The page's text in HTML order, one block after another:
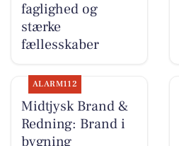
faglighed og
stærke
fællesskaber
ALARM112
Midtjysk Brand &
Redning: Brand i
bygning